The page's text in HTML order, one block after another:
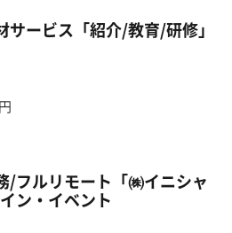
ービス「紹介/教育/研修」
/フルリモート「㈱イニシャ
ン・イベント